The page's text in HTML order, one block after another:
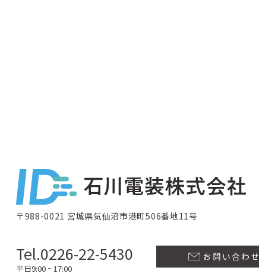
〒988-0021 宮城県気仙沼市港町506番地11号
Tel.0226-22-5430
平日9:00 ~ 17:00
お問い合わせ